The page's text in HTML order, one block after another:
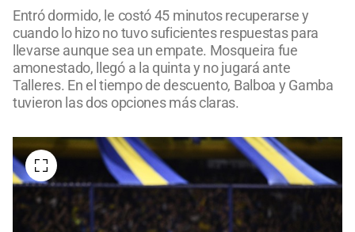
Entró dormido, le costó 45 minutos recuperarse y
cuando lo hizo no tuvo suficientes respuestas para
llevarse aunque sea un empate. Mosqueira fue
amonestado, llegó a la quinta y no jugará ante
Talleres. En el tiempo de descuento, Balboa y Gamba
tuvieron las dos opciones más claras.